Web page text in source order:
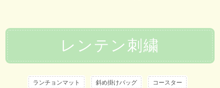
レンテン刺繍
ランチョンマット 斜め掛けバッグ コースター